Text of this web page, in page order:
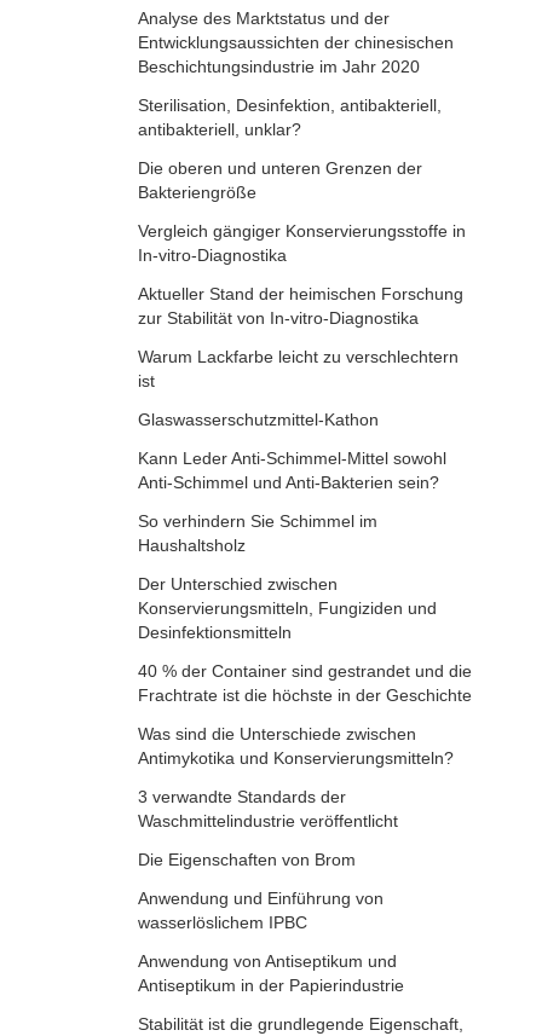
Analyse des Marktstatus und der
Entwicklungsaussichten der chinesischen
Beschichtungsindustrie im Jahr 2020
Sterilisation, Desinfektion, antibakteriell,
antibakteriell, unklar?
Die oberen und unteren Grenzen der
Bakteriengröße
Vergleich gängiger Konservierungsstoffe in
In-vitro-Diagnostika
Aktueller Stand der heimischen Forschung
zur Stabilität von In-vitro-Diagnostika
Warum Lackfarbe leicht zu verschlechtern
ist
Glaswasserschutzmittel-Kathon
Kann Leder Anti-Schimmel-Mittel sowohl
Anti-Schimmel und Anti-Bakterien sein?
So verhindern Sie Schimmel im
Haushaltsholz
Der Unterschied zwischen
Konservierungsmitteln, Fungiziden und
Desinfektionsmitteln
40 % der Container sind gestrandet und die
Frachtrate ist die höchste in der Geschichte
Was sind die Unterschiede zwischen
Antimykotika und Konservierungsmitteln?
3 verwandte Standards der
Waschmittelindustrie veröffentlicht
Die Eigenschaften von Brom
Anwendung und Einführung von
wasserlöslichem IPBC
Anwendung von Antiseptikum und
Antiseptikum in der Papierindustrie
Stabilität ist die grundlegende Eigenschaft,